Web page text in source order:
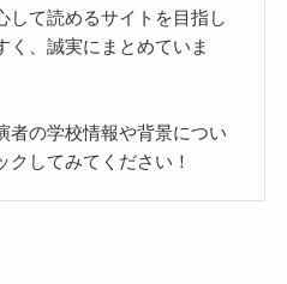
して読めるサイトを目指し
く、誠実にまとめていま
者の学校情報や背景につい
してみてください！